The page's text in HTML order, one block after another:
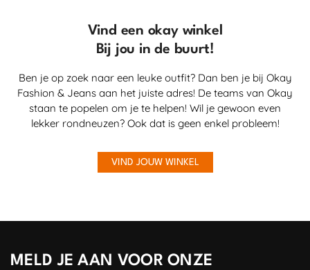
Vind een okay winkel
Bij jou in de buurt!
Ben je op zoek naar een leuke outfit? Dan ben je bij Okay
Fashion & Jeans aan het juiste adres! De teams van Okay
staan te popelen om je te helpen! Wil je gewoon even
lekker rondneuzen? Ook dat is geen enkel probleem!
VIND JOUW WINKEL
MELD JE AAN VOOR ONZE